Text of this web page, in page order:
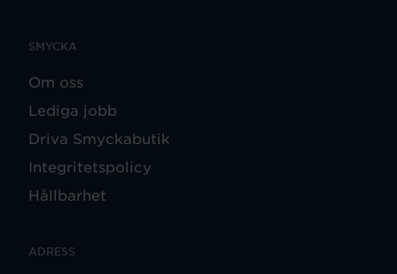
SMYCKA
Om oss
Lediga jobb
Driva Smyckabutik
Integritetspolicy
Hållbarhet
ADRESS